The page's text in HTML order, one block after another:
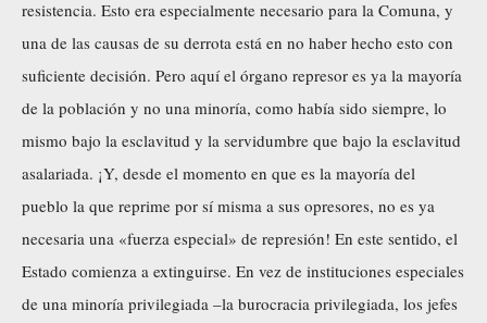
resistencia. Esto era especialmente necesario para la Comuna, y
una de las causas de su derrota está en no haber hecho esto con
suficiente decisión. Pero aquí el órgano represor es ya la mayoría
de la población y no una minoría, como había sido siempre, lo
mismo bajo la esclavitud y la servidumbre que bajo la esclavitud
asalariada. ¡Y, desde el momento en que es la mayoría del
pueblo la que reprime por sí misma a sus opresores, no es ya
necesaria una «fuerza especial» de represión! En este sentido, el
Estado comienza a extinguirse. En vez de instituciones especiales
de una minoría privilegiada –la burocracia privilegiada, los jefes